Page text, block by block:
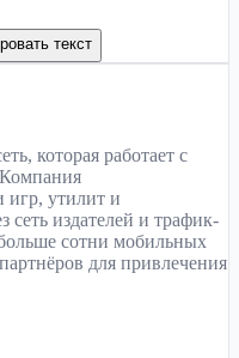
текст
которая работает с
игр, утилит и
сеть издателей и трафик-
сотни мобильных
для привлечения